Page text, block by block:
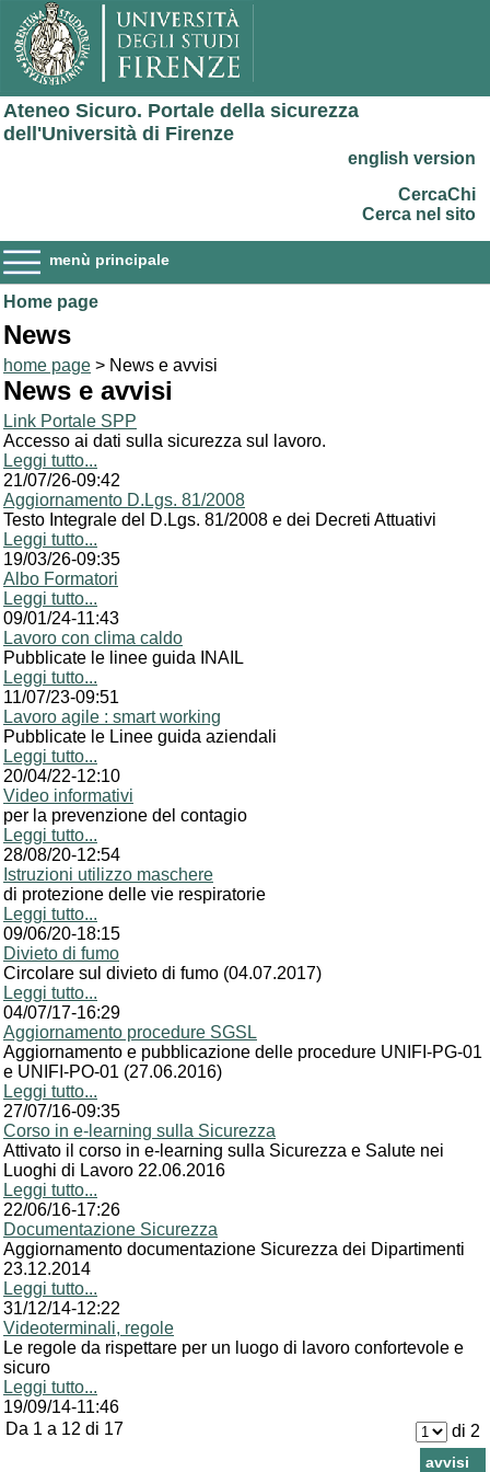
Ateneo Sicuro. Portale della sicurezza
dell'Università di Firenze
english version
CercaChi
Cerca nel sito
menù principale
Home page
News
home page > News e avvisi
News e avvisi
Link Portale SPP
Accesso ai dati sulla sicurezza sul lavoro.
Leggi tutto...
21/07/26-09:42
Aggiornamento D.Lgs. 81/2008
Testo Integrale del D.Lgs. 81/2008 e dei Decreti Attuativi
Leggi tutto...
19/03/26-09:35
Albo Formatori
Leggi tutto...
09/01/24-11:43
Lavoro con clima caldo
Pubblicate le linee guida INAIL
Leggi tutto...
11/07/23-09:51
Lavoro agile : smart working
Pubblicate le Linee guida aziendali
Leggi tutto...
20/04/22-12:10
Video informativi
per la prevenzione del contagio
Leggi tutto...
28/08/20-12:54
Istruzioni utilizzo maschere
di protezione delle vie respiratorie
Leggi tutto...
09/06/20-18:15
Divieto di fumo
Circolare sul divieto di fumo (04.07.2017)
Leggi tutto...
04/07/17-16:29
Aggiornamento procedure SGSL
Aggiornamento e pubblicazione delle procedure UNIFI-PG-01
e UNIFI-PO-01 (27.06.2016)
Leggi tutto...
27/07/16-09:35
Corso in e-learning sulla Sicurezza
Attivato il corso in e-learning sulla Sicurezza e Salute nei
Luoghi di Lavoro 22.06.2016
Leggi tutto...
22/06/16-17:26
Documentazione Sicurezza
Aggiornamento documentazione Sicurezza dei Dipartimenti
23.12.2014
Leggi tutto...
31/12/14-12:22
Videoterminali, regole
Le regole da rispettare per un luogo di lavoro confortevole e
sicuro
Leggi tutto...
19/09/14-11:46
Da 1 a 12 di 17
di 2
avvisi